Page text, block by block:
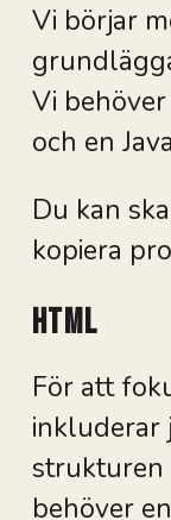
Vi börjar
Vi
och en
Du kan
kopiera
HTML
För att
inkluderar
strukturen
behöver